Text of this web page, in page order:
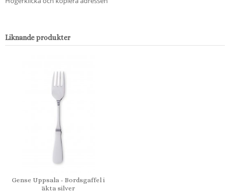
Liknande produkter
Gense Uppsala - Bordsgaffel i
äkta silver